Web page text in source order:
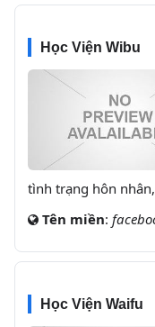
Học Viện Wibu
tình trạng hôn
Tên miền:
Học Viện Waifu